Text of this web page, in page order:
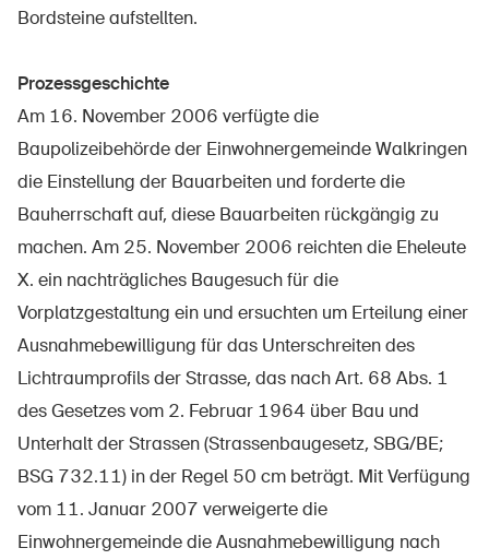
Posti vacanti
Ordinare & scaricare materiali
Corsi ed eventi
Approfondimenti giuridici
Delegate e delegati alla sicurezza e Comuni
Contatto e consulenza
Bordsteine aufstellten.
Prozessgeschichte
Am 16. November 2006 verfügte die
Baupolizeibehörde der Einwohnergemeinde Walkringen
die Einstellung der Bauarbeiten und forderte die
Bauherrschaft auf, diese Bauarbeiten rückgängig zu
machen. Am 25. November 2006 reichten die Eheleute
X. ein nachträgliches Baugesuch für die
Vorplatzgestaltung ein und ersuchten um Erteilung einer
Ausnahmebewilligung für das Unterschreiten des
Lichtraumprofils der Strasse, das nach Art. 68 Abs. 1
des Gesetzes vom 2. Februar 1964 über Bau und
Unterhalt der Strassen (Strassenbaugesetz, SBG/BE;
BSG 732.11) in der Regel 50 cm beträgt. Mit Verfügung
vom 11. Januar 2007 verweigerte die
Einwohnergemeinde die Ausnahmebewilligung nach